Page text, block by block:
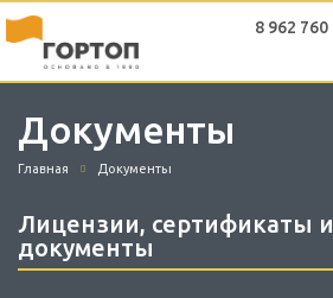
8 962 760
Документы
Главная Документы
Лицензии, сертификаты
документы